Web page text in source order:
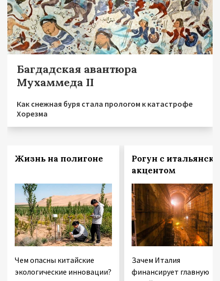
Багдадская авантюра
Мухаммеда II
Как снежная буря стала прологом к катастрофе
Хорезма
Жизнь на полигоне
Чем опасны китайские
экологические инновации?
Рогун с
акцентом
Зачем Италия
финансирует главную